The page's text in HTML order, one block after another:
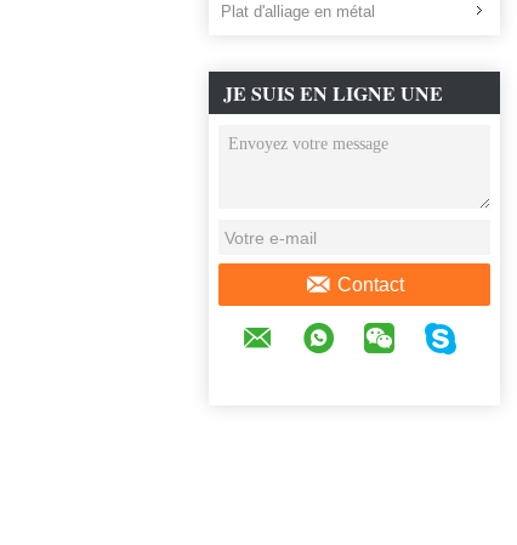
Plat d'alliage en métal
JE SUIS EN LIGNE UNE
DISCUSSION EN LIGNE
Contact